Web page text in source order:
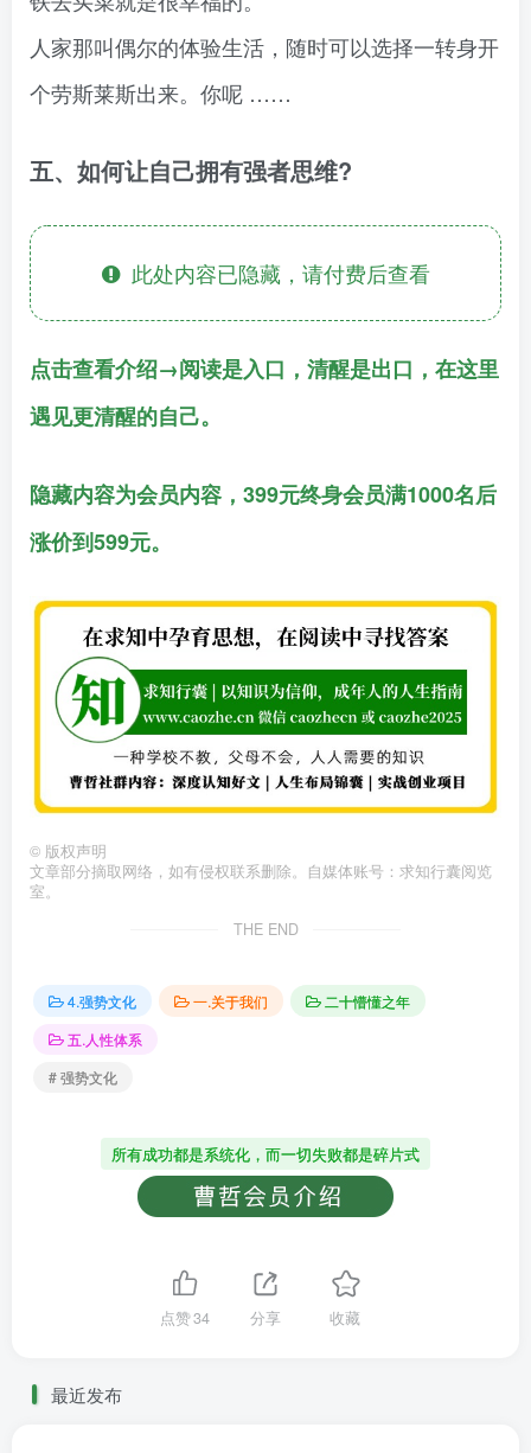
人家那叫偶尔的体验生活，随时可以选择一转身开
个劳斯莱斯出来。你呢 ……
五、如何让自己拥有强者思维?
此处内容已隐藏，请付费后查看
点击查看介绍→阅读是入口，清醒是出口，在这里
遇见更清醒的自己。
隐藏内容为会员内容，399元终身会员满1000名后
涨价到599元。
© 版权声明
文章部分摘取网络，如有侵权联系删除。自媒体账号：求知行囊阅览
室。
THE END
4.强势文化 一.关于我们
二十懵懂之年
五.人性体系
# 强势文化
所有成功都是系统化，而一切失败都是碎片式
点赞34 分享 收藏
最近发布